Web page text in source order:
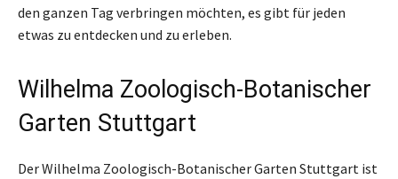
den ganzen Tag verbringen möchten, es gibt für jeden
etwas zu entdecken und zu erleben.
Wilhelma Zoologisch-Botanischer
Garten Stuttgart
Der Wilhelma Zoologisch-Botanischer Garten Stuttgart ist